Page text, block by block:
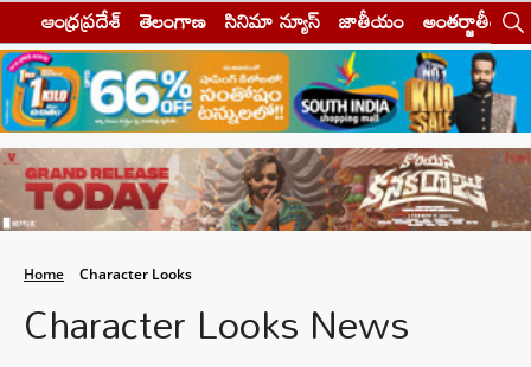
ఆంధ్రప్రదేశ్ తెలంగాణ సినిమా న్యూస్ జాతీయం అంతర్జాతీయం
Home Character Looks
Character Looks News